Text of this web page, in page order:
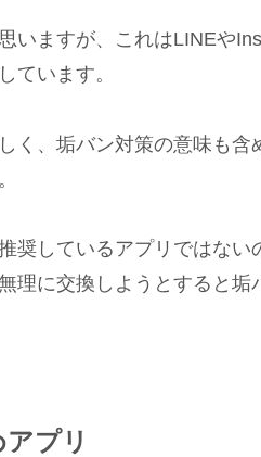
いますが、これはLINEや
ています。
く、垢バン対策の意味も含
奨しているアプリではない
理に交換しようとすると垢
プリ